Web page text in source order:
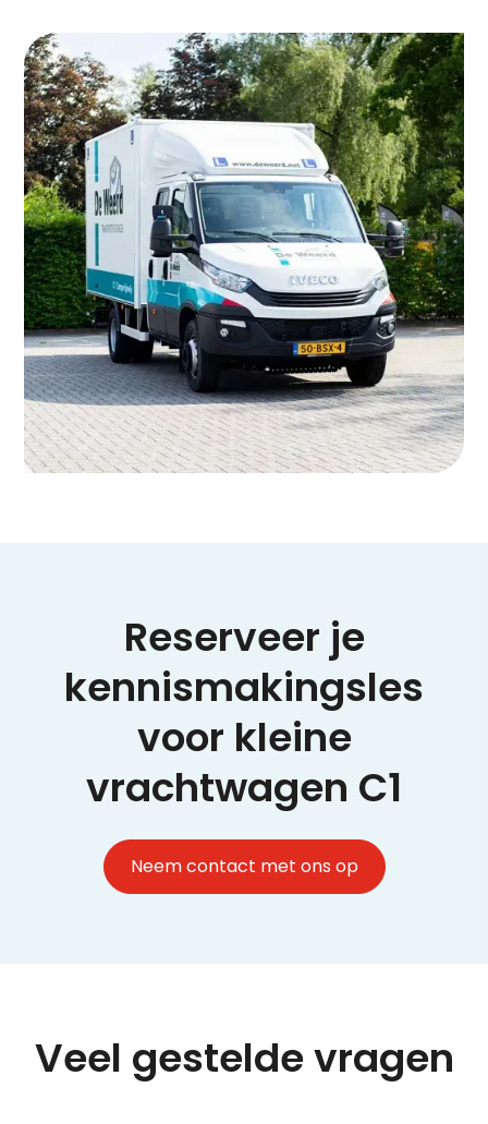
Reserveer je
kennismakingsles
voor kleine
vrachtwagen C1
Neem contact met ons op
Veel gestelde vragen